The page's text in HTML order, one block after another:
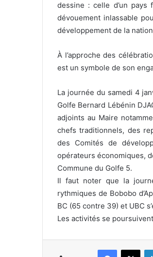
dessine : celle d’un
dévouement inlassable
développement de la
À l’approche des
est un symbole de son
La journée du samedi 4
Golfe Bernard Lébénin
adjoints au Maire
chefs traditionnels, des
des Comités de
opérateurs économiques,
Commune du Golfe 5.
Il faut noter que la
rythmiques de Bobobo
BC (65 contre 39) et UBC
Les activités se